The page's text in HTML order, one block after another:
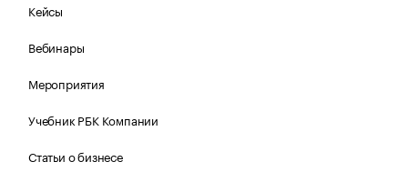
Кейсы
Вебинары
Мероприятия
Учебник РБК Компании
Статьи о бизнесе